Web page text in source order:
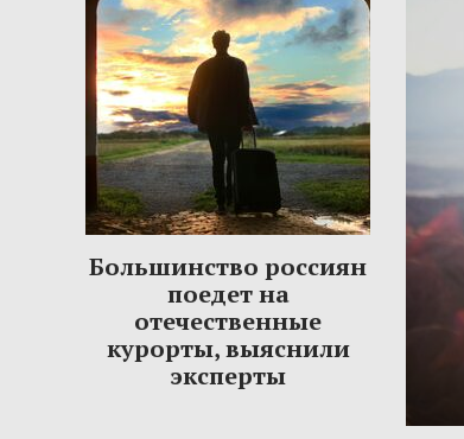
Большинство россиян
поедет на
отечественные
курорты, выяснили
эксперты